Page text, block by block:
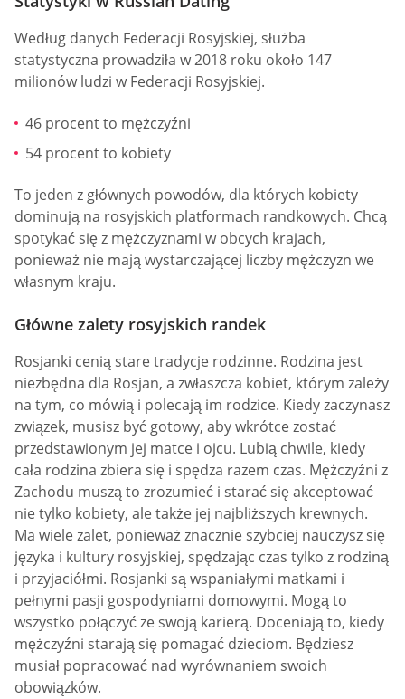
Według danych Federacji Rosyjskiej, służba
statystyczna prowadziła w 2018 roku około 147
milionów ludzi w Federacji Rosyjskiej.
46 procent to mężczyźni
54 procent to kobiety
To jeden z głównych powodów, dla których kobiety
dominują na rosyjskich platformach randkowych. Chcą
spotykać się z mężczyznami w obcych krajach,
ponieważ nie mają wystarczającej liczby mężczyzn we
własnym kraju.
Główne zalety rosyjskich randek
Rosjanki cenią stare tradycje rodzinne. Rodzina jest
niezbędna dla Rosjan, a zwłaszcza kobiet, którym zależy
na tym, co mówią i polecają im rodzice. Kiedy zaczynasz
związek, musisz być gotowy, aby wkrótce zostać
przedstawionym jej matce i ojcu. Lubią chwile, kiedy
cała rodzina zbiera się i spędza razem czas. Mężczyźni z
Zachodu muszą to zrozumieć i starać się akceptować
nie tylko kobiety, ale także jej najbliższych krewnych.
Ma wiele zalet, ponieważ znacznie szybciej nauczysz się
języka i kultury rosyjskiej, spędzając czas tylko z rodziną
i przyjaciółmi. Rosjanki są wspaniałymi matkami i
pełnymi pasji gospodyniami domowymi. Mogą to
wszystko połączyć ze swoją karierą. Doceniają to, kiedy
mężczyźni starają się pomagać dzieciom. Będziesz
musiał popracować nad wyrównaniem swoich
obowiązków.